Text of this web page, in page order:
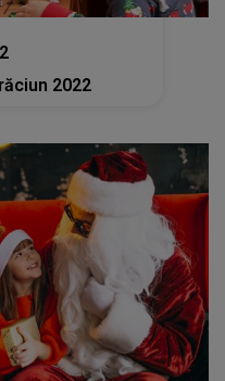
2022